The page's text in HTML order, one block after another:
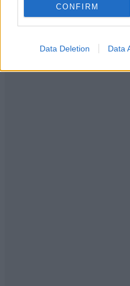
CONFIRM
Data Deletion Data